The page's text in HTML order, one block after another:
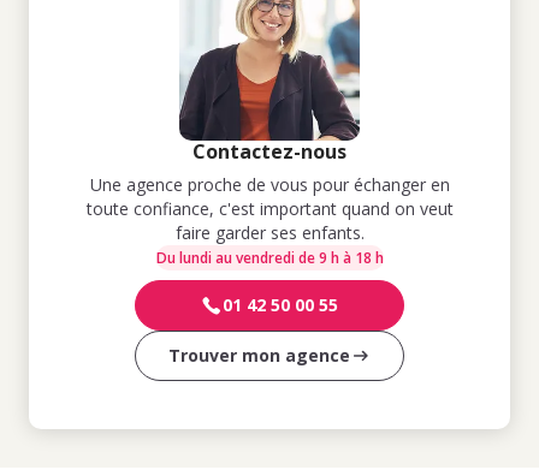
Contactez-nous
Une agence proche de vous pour échanger en
toute confiance, c'est important quand on veut
faire garder ses enfants.
Du lundi au vendredi de 9 h à 18 h
01 42 50 00 55
Trouver mon agence